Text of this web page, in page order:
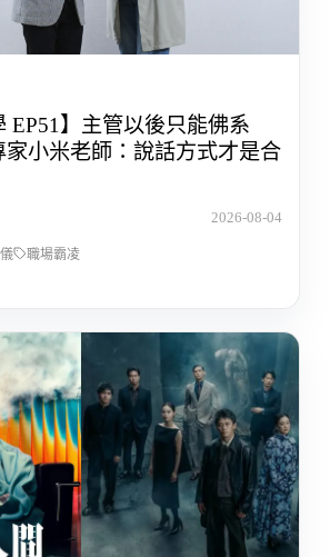
EP51】主管以後只能佛系
家小米老師：說話方式才是合
2026-08-04
職場霸凌